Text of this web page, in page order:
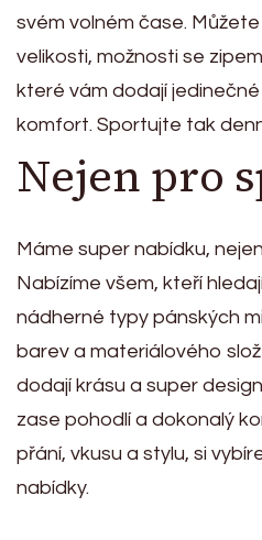
svém volném čase.
velikosti, možnosti se
které vám dodají
komfort. Sportujte tak
Nejen pro
Máme super nabídku,
Nabízíme všem, kteří
nádherné typy pánských
barev a materiálového
dodají krásu a super
zase pohodlí a dokonalý
přání, vkusu a stylu, si
nabídky.